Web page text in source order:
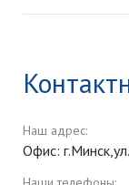
Наш адрес:
Офис: